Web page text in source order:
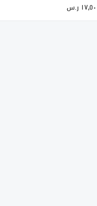
١٧٫٥٠ ر.س